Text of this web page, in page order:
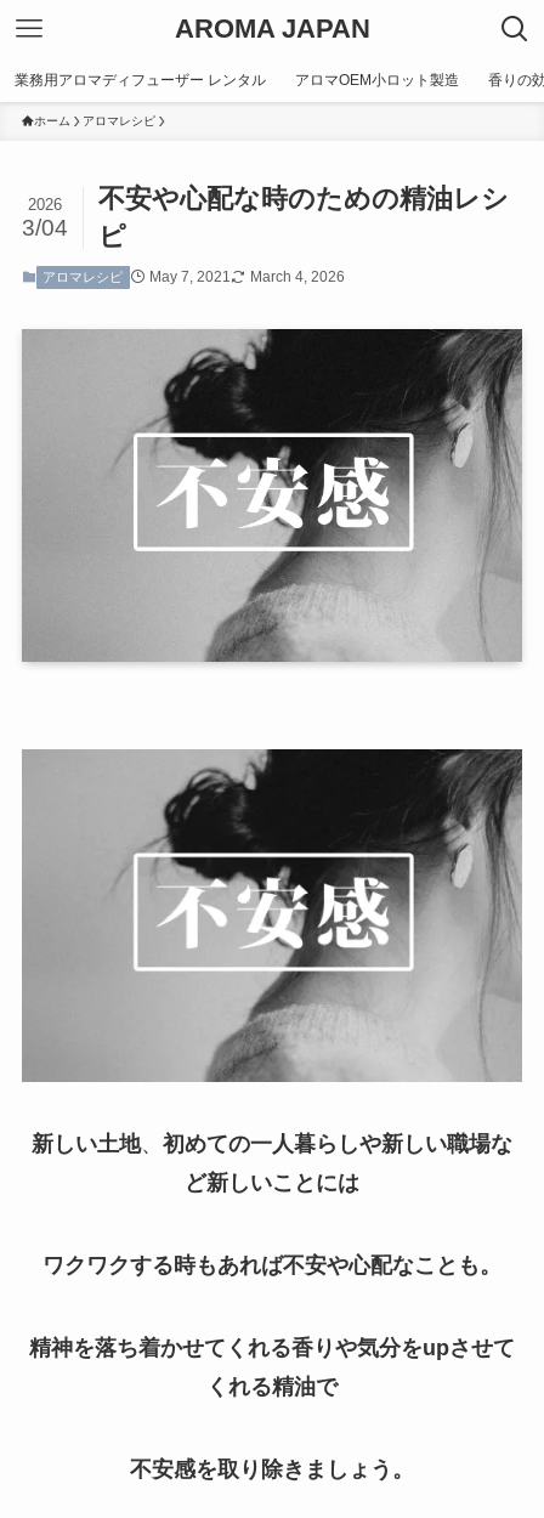
AROMA JAPAN
業務用アロマディフューザー レンタル アロマOEM小ロット製造 香りの
ホーム アロマレシピ
不安や心配な時のための精油レシ
ピ
2026
3/04
アロマレシピ May 7, 2021 March 4, 2026
新しい土地、 初めての一人暮らしや新しい職場な
ど新しいことには
ワクワクする時もあれば不安や心配なことも。
精神を落ち着かせてくれる香りや気分をupさせて
くれる精油で
不安感を取り除きましょう。